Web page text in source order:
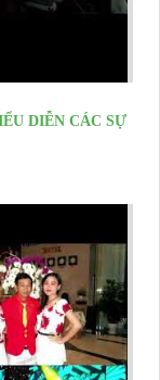
DIỄN CÁC SỰ